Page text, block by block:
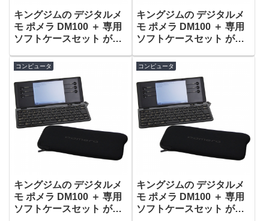
キングジムの デジタルメ
モ ポメラ DM100 ＋ 専用
ソフトケースセット がタ
キングジムの デジタルメ
モ ポメラ DM100 ＋ 専用
ソフトケースセット がタ
コンピュータ
キングジムの デジタルメ
モ ポメラ DM100 ＋ 専用
ソフトケースセット がタ
コンピュータ
キングジムの デジタルメ
モ ポメラ DM100 ＋ 専用
ソフトケースセット がタ